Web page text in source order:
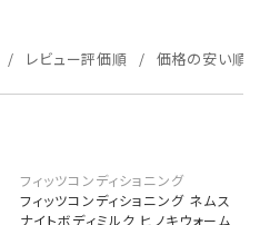
レビュー評価順 価格の安い順
フィッツコンディショニング
フィッツコンディショニング ネムス
ナイトボディミルク ヒノキウォーム